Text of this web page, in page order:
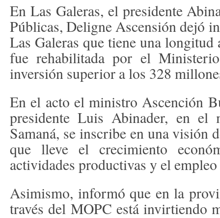
En Las Galeras, el presidente
Públicas, Deligne Ascensión dejó
Las Galeras que tiene una
fue rehabilitada por el
inversión superior a los 328
En el acto el ministro Ascención
presidente Luis Abinader, en el
Samaná, se inscribe en una visión
que lleve el crecimiento
actividades productivas y el
Asimismo, informó que en la
través del MOPC está invirtiendo